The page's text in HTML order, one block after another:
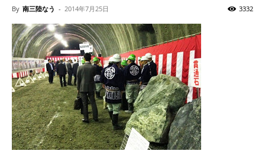
By 南三陸なう - 2014年7月25日 3332